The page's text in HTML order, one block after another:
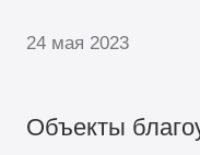
24 мая 2023
Объекты